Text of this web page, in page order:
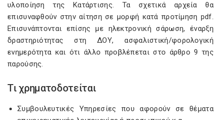
υλοποίηση της Κατάρτισης. Τα σχετικά αρχεία θα
επισυναφθούν στην αίτηση σε μορφή κατά προτίμηση pdf.
Επισυνάπτονται επίσης με ηλεκτρονική σάρωση, έναρξη
δραστηριότητας στη ΔΟΥ, ασφαλιστική/φορολογική
ενημερότητα και ότι άλλο προβλέπεται στο άρθρο 9 της
παρούσης.
Τι χρηματοδοτείται
Συμβουλευτικές Υπηρεσίες που αφορούν σε θέματα